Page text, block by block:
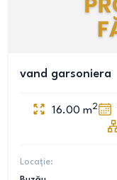
vand garsoniera
16.00 m2
Locație: